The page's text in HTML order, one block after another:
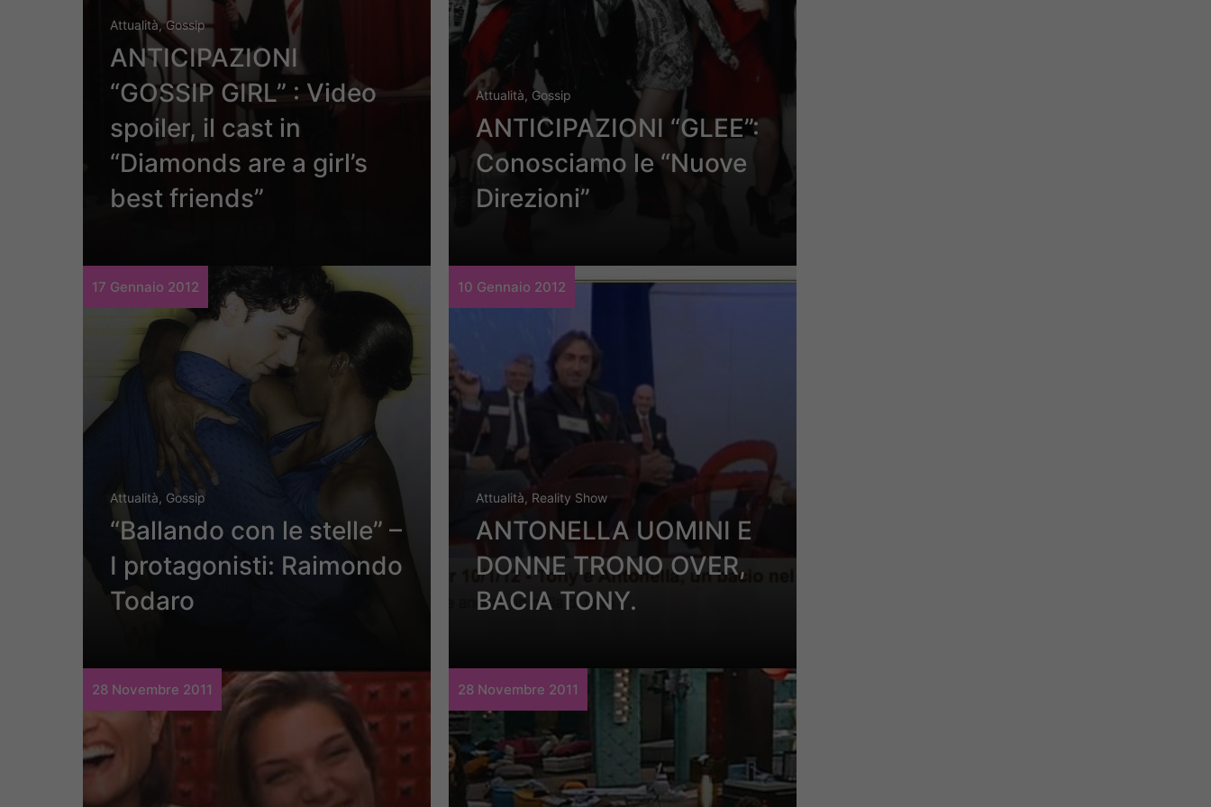
Attualità,Gossip
ANTICIPAZIONI
“GOSSIP GIRL” : Video
spoiler, il cast in
“Diamonds are a girl’s
best friends”
Attualità, Gossip
ANTICIPAZIONI “GLEE”:
Conosciamo le “Nuove
Direzioni”
17 Gennaio 2012
Attualità, Gossip
“Ballando con le stelle” –
I protagonisti: Raimondo
Todaro
10 Gennaio 2012
Attualità, Reality Show
ANTONELLA UOMINI E
DONNE TRONO OVER,
BACIA TONY.
28 Novembre 2011 28 Novembre 2011